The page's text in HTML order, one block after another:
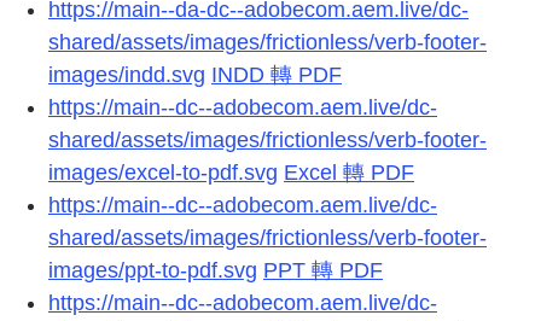
https://main--da-dc--adobecom.aem.live/dc-
shared/assets/images/frictionless/verb-footer-
images/indd.svg INDD 轉 PDF
https://main--dc--adobecom.aem.live/dc-
shared/assets/images/frictionless/verb-footer-
images/excel-to-pdf.svg Excel 轉 PDF
https://main--dc--adobecom.aem.live/dc-
shared/assets/images/frictionless/verb-footer-
images/ppt-to-pdf.svg PPT 轉 PDF
https://main--dc--adobecom.aem.live/dc-